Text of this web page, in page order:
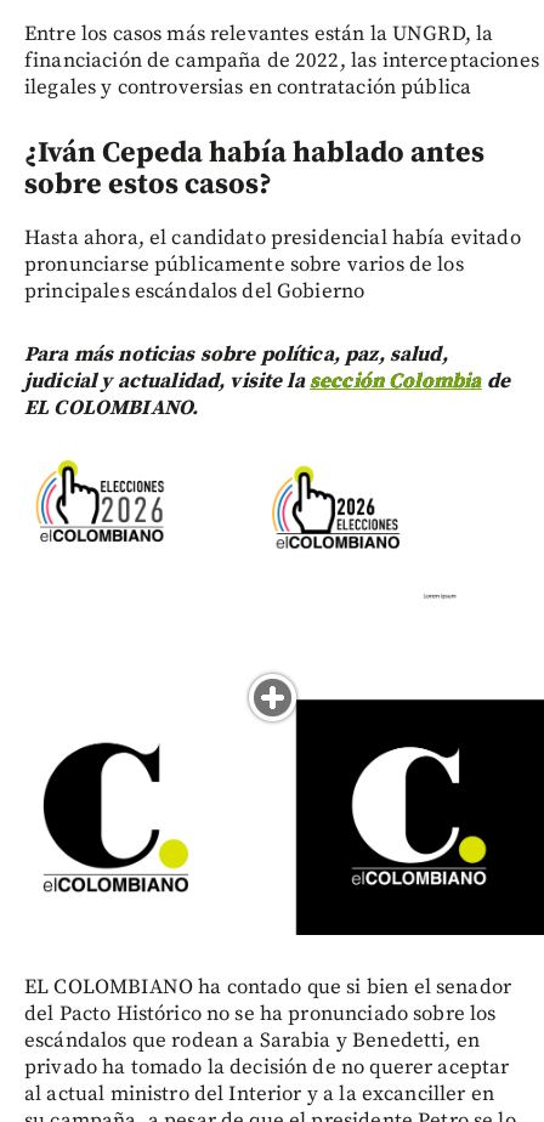
Entre los casos más relevantes están la UNGRD, la
financiación de campaña de 2022, las interceptaciones
ilegales y controversias en contratación pública
¿Iván Cepeda había hablado antes
sobre estos casos?
Hasta ahora, el candidato presidencial había evitado
pronunciarse públicamente sobre varios de los
principales escándalos del Gobierno
Para más noticias sobre política, paz, salud,
judicial y actualidad, visite lasección Colombiade
EL COLOMBIANO.
EL COLOMBIANO ha contado que si bien el senador
del Pacto Histórico no se ha pronunciado sobre los
escándalos que rodean a Sarabia y Benedetti, en
privado ha tomado la decisión de no querer aceptar
al actual ministro del Interior y a la excanciller en